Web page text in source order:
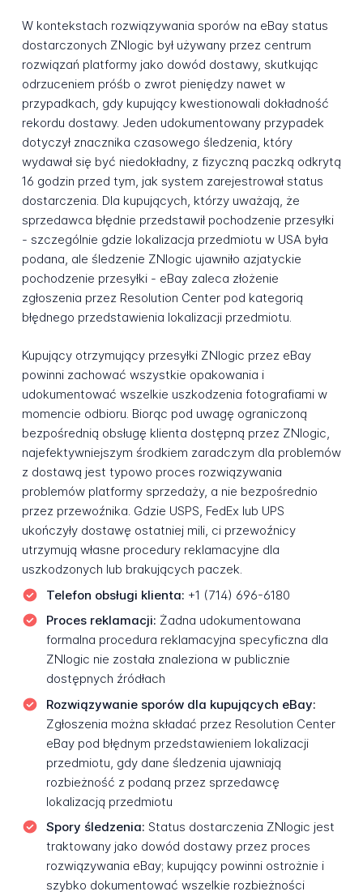
W kontekstach rozwiązywania sporów na eBay status
dostarczonych ZNlogic był używany przez centrum
rozwiązań platformy jako dowód dostawy, skutkując
odrzuceniem próśb o zwrot pieniędzy nawet w
przypadkach, gdy kupujący kwestionowali dokładność
rekordu dostawy. Jeden udokumentowany przypadek
dotyczył znacznika czasowego śledzenia, który
wydawał się być niedokładny, z fizyczną paczką odkrytą
16 godzin przed tym, jak system zarejestrował status
dostarczenia. Dla kupujących, którzy uważają, że
sprzedawca błędnie przedstawił pochodzenie przesyłki
- szczególnie gdzie lokalizacja przedmiotu w USA była
podana, ale śledzenie ZNlogic ujawniło azjatyckie
pochodzenie przesyłki - eBay zaleca złożenie
zgłoszenia przez Resolution Center pod kategorią
błędnego przedstawienia lokalizacji przedmiotu.
Kupujący otrzymujący przesyłki ZNlogic przez eBay
powinni zachować wszystkie opakowania i
udokumentować wszelkie uszkodzenia fotografiami w
momencie odbioru. Biorąc pod uwagę ograniczoną
bezpośrednią obsługę klienta dostępną przez ZNlogic,
najefektywniejszym środkiem zaradczym dla problemów
z dostawą jest typowo proces rozwiązywania
problemów platformy sprzedaży, a nie bezpośrednio
przez przewoźnika. Gdzie USPS, FedEx lub UPS
ukończyły dostawę ostatniej mili, ci przewoźnicy
utrzymują własne procedury reklamacyjne dla
uszkodzonych lub brakujących paczek.
Telefon obsługi klienta: +1 (714) 696-6180
Proces reklamacji: Żadna udokumentowana
formalna procedura reklamacyjna specyficzna dla
ZNlogic nie została znaleziona w publicznie
dostępnych źródłach
Rozwiązywanie sporów dla kupujących eBay:
Zgłoszenia można składać przez Resolution Center
eBay pod błędnym przedstawieniem lokalizacji
przedmiotu, gdy dane śledzenia ujawniają
rozbieżność z podaną przez sprzedawcę
lokalizacją przedmiotu
Spory śledzenia: Status dostarczenia ZNlogic jest
traktowany jako dowód dostawy przez proces
rozwiązywania eBay; kupujący powinni ostrożnie i
szybko dokumentować wszelkie rozbieżności